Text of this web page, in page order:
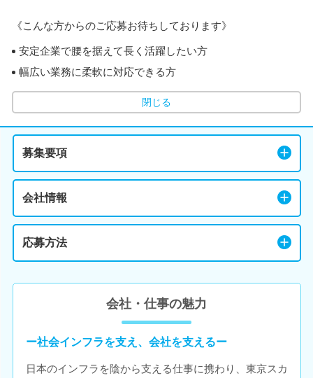
《こんな方からのご応募お待ちしております》
安定企業で腰を据えて長く活躍したい方
幅広い業務に柔軟に対応できる方
閉じる
募集要項
会社情報
応募方法
会社・仕事の魅力
ー社会インフラを支え、会社を支えるー
日本のインフラを陰から支える仕事に携わり、東京スカ